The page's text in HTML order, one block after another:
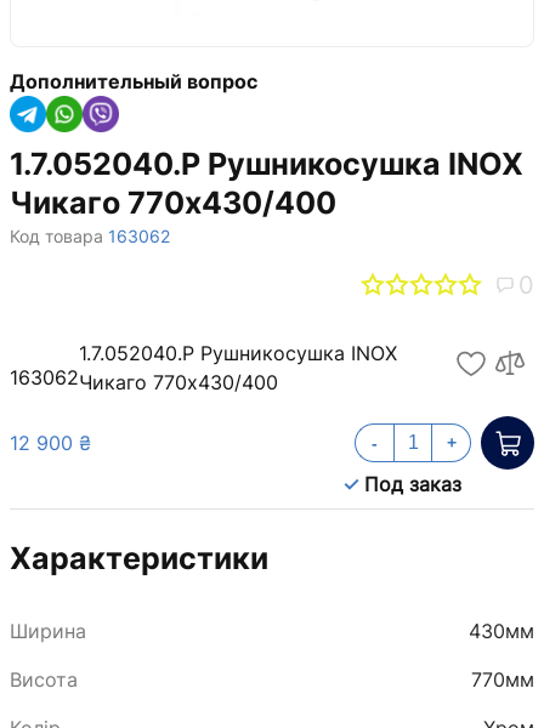
Дополнительный вопрос
1.7.052040.P Рушникосушка INOX
Чикаго 770х430/400
Код товара 163062
0
163062
1.7.052040.P Рушникосушка INOX
Чикаго 770х430/400
12 900 ₴
Под заказ
- +
Характеристики
Ширина
430мм
Висота
770мм